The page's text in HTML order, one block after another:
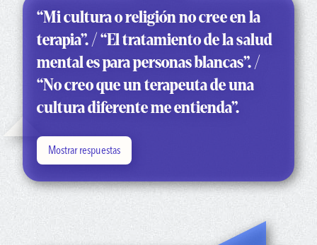
“Mi cultura o religión no cree en la
terapia”. / “El tratamiento de la salud
mental es para personas blancas”. /
“No creo que un terapeuta de una
cultura diferente me entienda”.
Mostrar respuestas
“No importa el color de nuestra piel, nuestra fe o lo que
merecemos) apoyo”.